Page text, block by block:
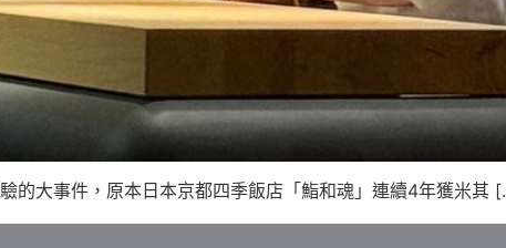
的大事件，原本日本京都四季飯店「鮨和魂」連續4年獲米其